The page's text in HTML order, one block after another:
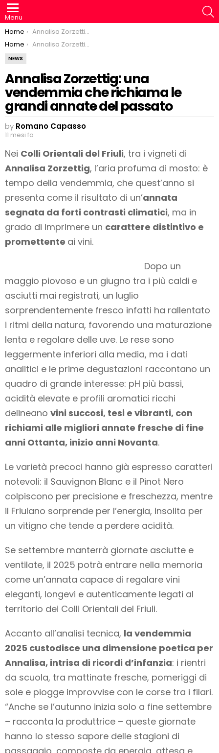
Menu
You are here:
Home
Annalisa Zorzettig: una vendemmia che richiama le grandi annate del passato
You are here:
Home Annalisa Zorzettig: una vendemmia che richiama le grandi annate del passato
NEWS
Annalisa Zorzettig: una
vendemmia che richiama le
grandi annate del passato
by Romano Capasso
11 mesi fa
Nei Colli Orientali del Friuli, tra i vigneti di
Annalisa Zorzettig, l’aria profuma di mosto: è
tempo della vendemmia, che quest’anno si
presenta come il risultato di un’annata
segnata da forti contrasti climatici, ma in
grado di imprimere un carattere distintivo e
promettente ai vini.
Dopo un
maggio piovoso e un giugno tra i più caldi e
asciutti mai registrati, un luglio
sorprendentemente fresco infatti ha rallentato
i ritmi della natura, favorendo una maturazione
lenta e regolare delle uve. Le rese sono
leggermente inferiori alla media, ma i dati
analitici e le prime degustazioni raccontano un
quadro di grande interesse: pH più bassi,
acidità elevate e profili aromatici ricchi
delineano vini succosi, tesi e vibranti, con
richiami alle migliori annate fresche di fine
anni Ottanta, inizio anni Novanta.
Le varietà precoci hanno già espresso caratteri
notevoli: il Sauvignon Blanc e il Pinot Nero
colpiscono per precisione e freschezza, mentre
il Friulano sorprende per l’energia, insolita per
un vitigno che tende a perdere acidità.
Se settembre manterrà giornate asciutte e
ventilate, il 2025 potrà entrare nella memoria
come un’annata capace di regalare vini
eleganti, longevi e autenticamente legati al
territorio dei Colli Orientali del Friuli.
Accanto all’analisi tecnica, la vendemmia
2025 custodisce una dimensione poetica per
Annalisa, intrisa di ricordi d’infanzia: i rientri
da scuola, tra mattinate fresche, pomeriggi di
sole e piogge improvvise con le corse tra i filari.
“Anche se l’autunno inizia solo a fine settembre
– racconta la produttrice – queste giornate
hanno lo stesso sapore delle stagioni di